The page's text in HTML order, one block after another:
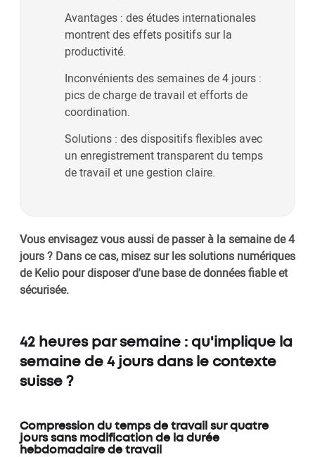
Avantages : des études internationales
montrent des effets positifs sur la
productivité.
Inconvénients des semaines de 4 jours :
pics de charge de travail et efforts de
coordination.
Solutions : des dispositifs flexibles avec
un enregistrement transparent du temps
de travail et une gestion claire.
Vous envisagez vous aussi de passer à la semaine de 4
jours ? Dans ce cas, misez sur les solutions numériques
de Kelio pour disposer d'une base de données fiable et
sécurisée.
42 heures par semaine : qu'implique la
semaine de 4 jours dans le contexte
suisse ?
Compression du temps de travail sur quatre
jours sans modification de la durée
hebdomadaire de travail